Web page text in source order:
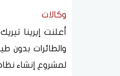
وكالات
أعلنت إيرينا
والطائرات بدون
لمشروع إنشاء